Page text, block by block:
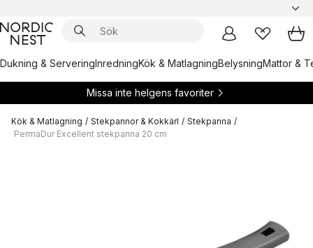
Dukning & ServeringInredningKök & MatlagningBelysningMattor &
Missa inte helgens favoriter
Kök & Matlagning / Stekpannor & Kokkärl / Stekpanna /
PermaDur Excellent stekpanna 20 cm